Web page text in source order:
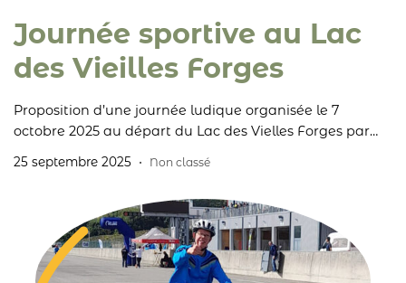
Journée sportive au Lac
des Vieilles Forges
Proposition d’une journée ludique organisée le 7
octobre 2025 au départ du Lac des Vielles Forges par
INTERREG Ardenne Good Life.
25 septembre 2025 Non classé